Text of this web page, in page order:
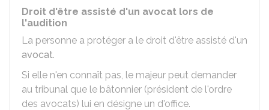
Droit d'être assisté d'un avocat lors de
l'audition
La personne a protéger a le droit d'être assisté d'un
avocat.
Si elle n'en connaît pas, le majeur peut demander
au tribunal que le bâtonnier (président de l'ordre
des avocats) lui en désigne un d'office.